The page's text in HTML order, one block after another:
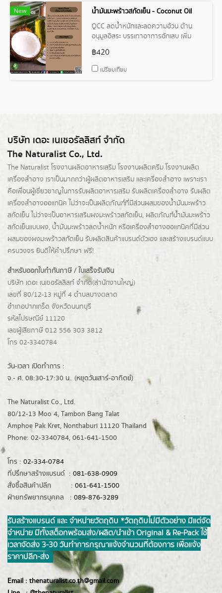
New
น้ำมันมะพร้าวสกัดเย็น - Coconut Oil
QCC ลดน้ำหนักและลดความอ้วน ต้าน
อนุมูลอิสระ บรรเทาอาการอักเสบ เพิ่ม
฿420
เปรียบเทียบ
บริษัท เดอะ เนเชอรัลลิสท์ จำกัด
The Naturalist Co., Ltd.
The Naturalist โรงงานผลิตอาหารเสริม โรงงานผลิตครีม โรงงานผลิต
เครื่องสำอาง เราเป็นมากกว่าผู้ผลิตอาหารเสริม และเครื่องสำอาง เพราะเรา
คือเพื่อนผู้เชี่ยวชาญในการรับผลิตอาหารเสริม รับผลิตเครื่องสำอาง รับผลิต
เครื่องสำอางออแกนิค ไม่ว่าจะเป็นผลิตภัณฑ์ที่มีส่วนผสมของน้ำมันมะพร้าว
สกัดเย็น ไม่ว่าจะเป็นอาหารเสริมผงมะพร้าวสกัดเย็น, ผลิตภัณฑ์น้ำมันมะพร้าว
สกัดเย็นแบบผง, น้ำมันมะพร้าวลดน้ำหนัก หรือเครื่องสำอางออแกนิคที่มีส่วน
ผสมของผงมะพร้าวสกัดเย็น รับผลิตสินค้าแบรนด์ตัวเอง และสร้างแบรนด์แบบ
ครบวงจร ยินดีให้คำปรึกษา ฟรี!
สำหรับออกใบกำกับภาษี / ใบเสร็จรับเงิน
บริษัท เดอะ เนเชอรัลลิสท์ จำกัด(ส่านักงานใหญ่)
เลขที่ 80/12-13 หมู่ที่ 4 ตำบลบางตลาด
อำเภอปากเกร็ด จังหวัดนนทบุรี
รหัสไปรษณีย์ 11120
เลขผู้เสียภาษี 012 556 303 3812
โทร 02-3340784
วัน-เวลา เปิดทำการ :
จ.- ศ. 08:30-17:30 น.. (หยุดวันเสาร์-อาทิตย์)
The Naturalist Co., Ltd.
80/12-13 Moo 4, Tambon Bang Talat
Amphoe Pak Kret, Nonthaburi 11120 Thailand
Phone: 02-3340784, 061-641-1500
โทร : 02-334-0784
ที่ปรึกษาสร้างแบรนด์ : 081-638-0909
สั่งซื้อสินค้าปลีก : 061-641-1500
ฝ่ายทรัพยากรบุคคล : 089-876-3289
รับสร้างแบรนด์ และ จำหน่ายวัตถุดิบ *วัตถุดิบไม่มีตัวอย่าง มีแต่จัด
จำหน่าย มีทั้งสต็อกพร้อมส่ง/ผลิต/นำเข้า Original & Re-Pack ใช้
เวลาจัดส่ง 3-30 วันทำการ กรุณาแจ้งจำนวนที่ต้องการ เพื่อแจ้ง
ราคาปลีก-ส่ง
Email : thenaturalist.co.th@gmail.com